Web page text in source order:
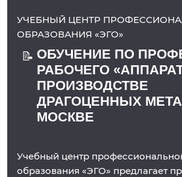
УЧЕБНЫЙ ЦЕНТР
ОБРАЗОВАНИЯ «ЭГО»
📝 ОБУЧЕНИЕ ПО
РАБОЧЕГО
ПРОИЗВОДСТВЕ
ДРАГОЦЕННЫХ
МОСКВЕ
Учебный центр
образования «ЭГО» предлагает